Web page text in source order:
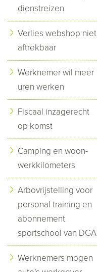
dienstreizen
Verlies webshop niet
aftrekbaar
Werknemer wil meer
uren werken
Fiscaal inzagerecht
op komst
Camping en woon-
werkkilometers
Arbovrijstelling voor
personal training en
abonnement
sportschool van DGA
Werknemers mogen